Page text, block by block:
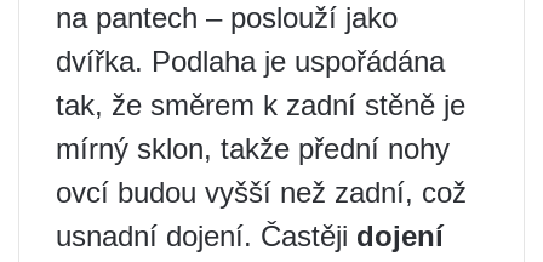
na pantech – poslouží jako
dvířka. Podlaha je uspořádána
tak, že směrem k zadní stěně je
mírný sklon, takže přední nohy
ovcí budou vyšší než zadní, což
usnadní dojení. Častěji dojení